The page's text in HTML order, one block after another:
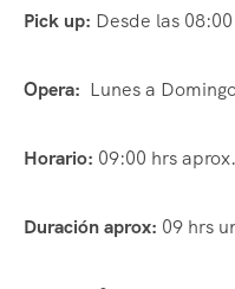
Pick up: Desde las
Opera: Lunes a
Horario: 09:00 hrs aprox.
Duración aprox: 09 hrs